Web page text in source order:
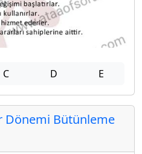
C D E
Dönemi Bütünleme